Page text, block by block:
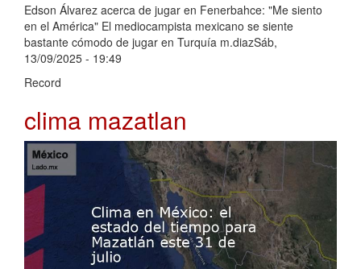
Edson Álvarez acerca de jugar en Fenerbahce: "Me siento
en el América" El mediocampista mexicano se siente
bastante cómodo de jugar en Turquía m.diazSáb,
13/09/2025 - 19:49
Record
clima mazatlan